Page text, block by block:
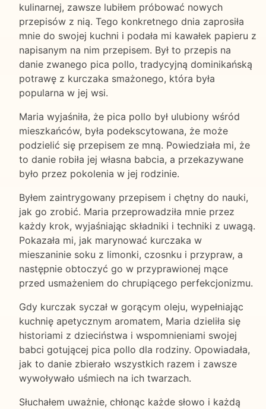
kulinarnej, zawsze lubiłem próbować nowych
przepisów z nią. Tego konkretnego dnia zaprosiła
mnie do swojej kuchni i podała mi kawałek papieru z
napisanym na nim przepisem. Był to przepis na
danie zwanego pica pollo, tradycyjną dominikańską
potrawę z kurczaka smażonego, która była
popularna w jej wsi.
Maria wyjaśniła, że pica pollo był ulubiony wśród
mieszkańców, była podekscytowana, że może
podzielić się przepisem ze mną. Powiedziała mi, że
to danie robiła jej własna babcia, a przekazywane
było przez pokolenia w jej rodzinie.
Byłem zaintrygowany przepisem i chętny do nauki,
jak go zrobić. Maria przeprowadziła mnie przez
każdy krok, wyjaśniając składniki i techniki z uwagą.
Pokazała mi, jak marynować kurczaka w
mieszaninie soku z limonki, czosnku i przypraw, a
następnie obtoczyć go w przyprawionej mące
przed usmażeniem do chrupiącego perfekcjonizmu.
Gdy kurczak syczał w gorącym oleju, wypełniając
kuchnię apetycznym aromatem, Maria dzieliła się
historiami z dzieciństwa i wspomnieniami swojej
babci gotującej pica pollo dla rodziny. Opowiadała,
jak to danie zbierało wszystkich razem i zawsze
wywoływało uśmiech na ich twarzach.
Słuchałem uważnie, chłonąc każde słowo i każdą